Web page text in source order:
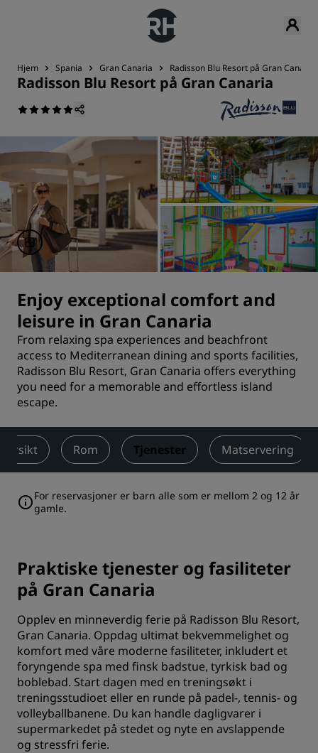
Hjem Spania Gran Canaria Radisson Blu Resort på Gran Canaria
Radisson Blu Resort på Gran Canaria
Enjoy exceptional comfort and
leisure in Gran Canaria
From relaxing spa experiences and beachfront
access to Mediterranean dining and sports facilities,
Radisson Blu Resort, Gran Canaria offers everything
you need for a memorable and effortless island
escape.
Rom Tjenester Matservering
For reservasjoner er barn alle som er mellom 2 og 12 år
gamle.
Praktiske tjenester og fasiliteter
på Gran Canaria
Opplev en minneverdig ferie på Radisson Blu Resort,
Gran Canaria. Oppdag ultimat bekvemmelighet og
komfort med våre moderne fasiliteter, inkludert et
foryngende spa med finsk badstue, tyrkisk bad og
boblebad. Start dagen med en treningsøkt i
treningsstudioet eller en runde på padel-, tennis- og
volleyballbanene. Du kan handle dagligvarer i
supermarkedet på stedet og nyte en avslappende
og stressfri ferie.